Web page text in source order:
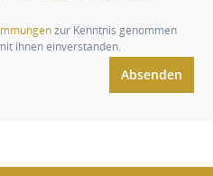
zur Kenntnis genommen
ihnen einverstanden.
Absenden